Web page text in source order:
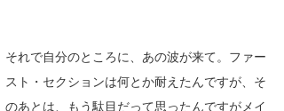
それで自分のところに、あの波が来て。ファー
スト・セクションは何とか耐えたんですが、そ
のあとは、もう駄目だって思ったんですがメイ